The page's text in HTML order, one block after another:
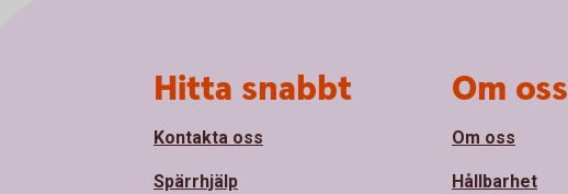
Hitta snabbt
Kontakta oss
Spärrhjälp
Om oss
Om oss
Hållbarhet